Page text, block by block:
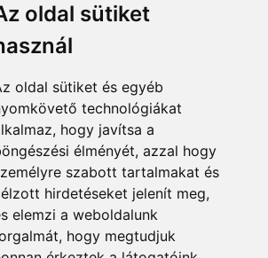
oldal sütiket
oldal sütiket és egyéb
technológiákat
hogy javítsa a
élményét, azzal hogy
szabott tartalmakat és
hirdetéseket jelenít meg,
elemzi a weboldalunk
hogy megtudjuk
Így vásárolhatsz
Vásárlás menete
Vásárlási feltételek
Fizetési feltételek
Szállítási feltételek
Adatvédelem
Impresszum
ÁSZF